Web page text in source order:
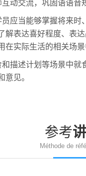
应当能够掌握将来
解表达喜好程度、表
在实际生活的相关场
描述计划等场景中
见。
参考
Méthode de